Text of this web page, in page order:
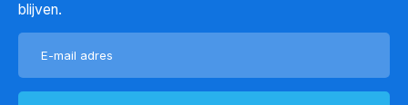
blijven.